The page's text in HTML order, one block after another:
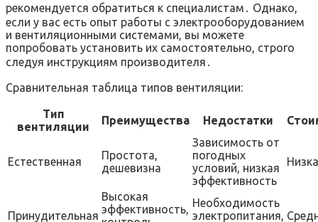
рекомендуется обратиться к специалистам․ Однако,
если у вас есть опыт работы с электрооборудованием
и вентиляционными системами, вы можете
попробовать установить их самостоятельно, строго
следуя инструкциям производителя․
Сравнительная таблица типов вентиляции:
Тип
вентиляции
Преимущества Недостатки
Естественная
Простота,
дешевизна
Зависимость от
погодных
условий, низкая
эффективность
Принудительная
Высокая
эффективность, Необходимость
электропитания,